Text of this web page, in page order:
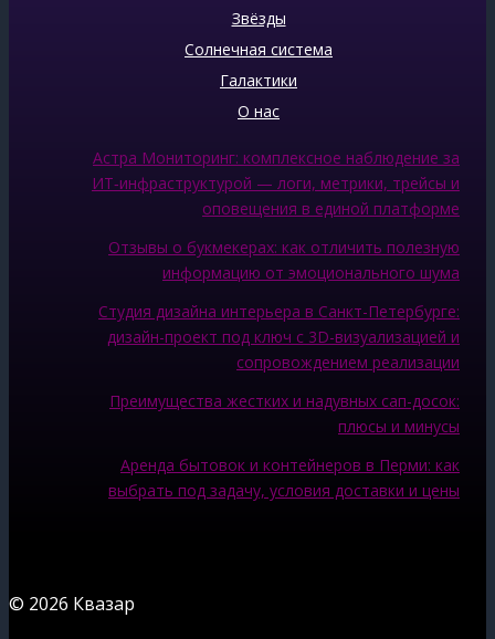
Звёзды
Солнечная система
Галактики
О нас
Астра Мониторинг: комплексное наблюдение за
ИТ‑инфраструктурой — логи, метрики, трейсы и
оповещения в единой платформе
Отзывы о букмекерах: как отличить полезную
информацию от эмоционального шума
Студия дизайна интерьера в Санкт-Петербурге:
дизайн-проект под ключ с 3D-визуализацией и
сопровождением реализации
Преимущества жестких и надувных сап-досок:
плюсы и минусы
Аренда бытовок и контейнеров в Перми: как
выбрать под задачу, условия доставки и цены
© 2026 Квазар